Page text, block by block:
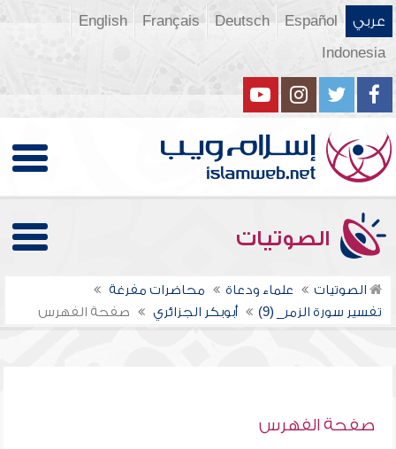
عربي Español
Deutsch
Français
English
Indonesia
الصوتيات
الصوتيات علماء ودعاة
محاضرات مفرغة
تفسير سورة الزمر_ (9)
أبوبكر الجزائري صفحة الفهرس
صفحة الفهرس